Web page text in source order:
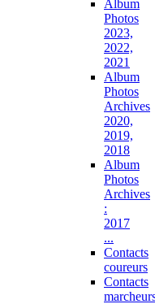
Album
Photos
2023,
2022,
2021
Album
Photos
Archives
2020,
2019,
2018
Album
Photos
Archives
:
2017
...
Contacts
coureurs
Contacts